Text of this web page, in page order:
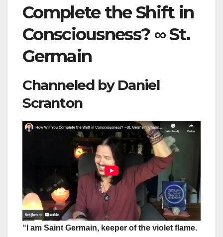
Complete the Shift in
Consciousness? ∞ St.
Germain
Channeled by Daniel
Scranton
“I am Saint Germain, keeper of the violet flame.